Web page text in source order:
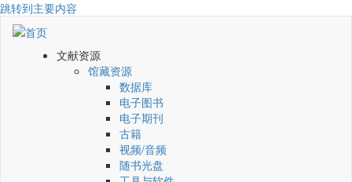
跳转到主要内容
文献资源
馆藏资源
数据库
电子图书
电子期刊
古籍
视频/音频
随书光盘